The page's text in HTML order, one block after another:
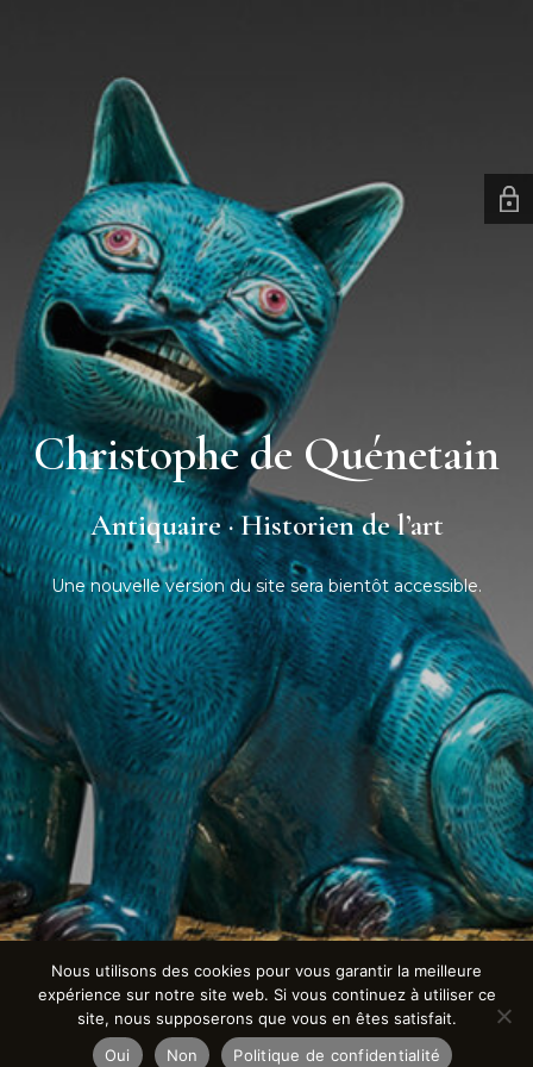
Christophe de Quénetain
Antiquaire · Historien de l’art
Une nouvelle version du site sera bientôt accessible.
Nous utilisons des cookies pour vous garantir la meilleure
expérience sur notre site web. Si vous continuez à utiliser ce
site, nous supposerons que vous en êtes satisfait.
Oui
Non Politique de confidentialité